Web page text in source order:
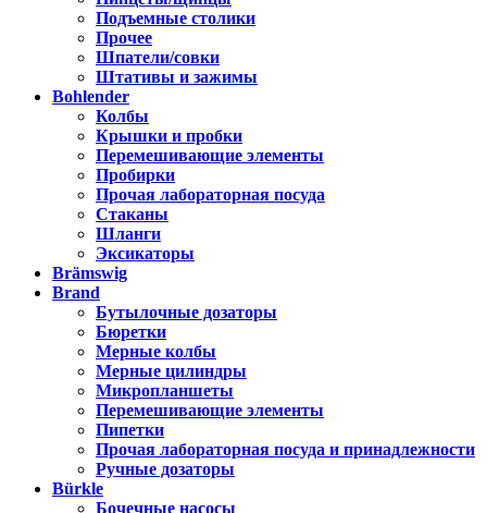
Подъемные столики
Прочее
Шпатели/совки
Штативы и зажимы
Bohlender
Колбы
Крышки и пробки
Перемешивающие элементы
Пробирки
Прочая лабораторная посуда
Стаканы
Шланги
Эксикаторы
Brämswig
Brand
Бутылочные дозаторы
Бюретки
Мерные колбы
Мерные цилиндры
Микропланшеты
Перемешивающие элементы
Пипетки
Прочая лабораторная посуда и принадлежности
Ручные дозаторы
Bürkle
Бочечные насосы